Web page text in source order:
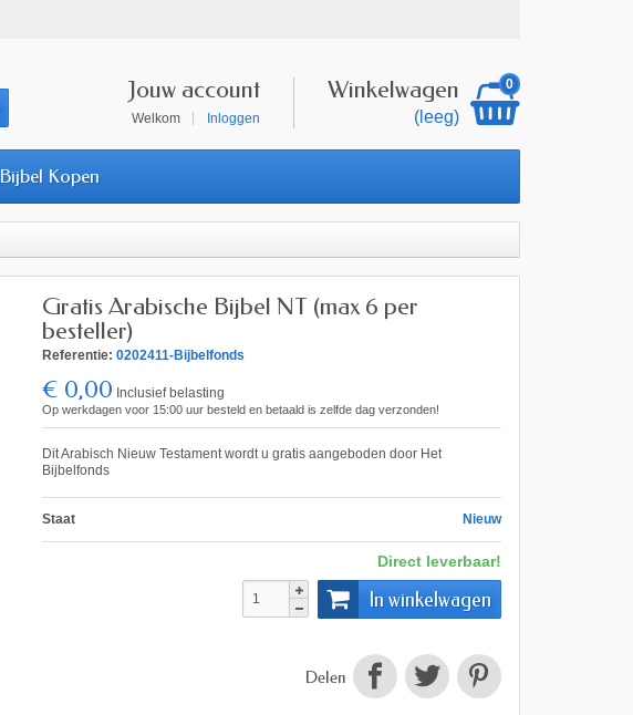
Winkelwagen
(leeg)
0
Jouw account
Welkom Inloggen
Bijbel Kopen
Gratis Arabische Bijbel NT (max 6 per
besteller)
Referentie: 0202411-Bijbelfonds
€ 0,00 Inclusief belasting
Op werkdagen voor 15:00 uur besteld en betaald is zelfde dag verzonden!
Dit Arabisch Nieuw Testament wordt u gratis aangeboden door Het
Bijbelfonds
Staat Nieuw
Direct leverbaar!
In winkelwagen
Delen